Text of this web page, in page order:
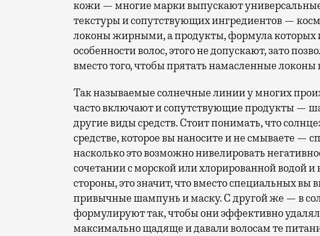
кожи — многие марки выпускают
текстуры и сопутствующих ингредиентов —
локоны жирными, а продукты, формула которых
особенности волос, этого не допускают, зато
вместо того, чтобы прятать намасленные
Так называемые солнечные линии у многих
часто включают и сопутствующие продукты —
другие виды средств. Стоит понимать, что
средстве, которое вы наносите и не смываете —
насколько это возможно нивелировать
сочетании с морской или хлорированной водой
стороны, это значит, что вместо специальных вы
привычные шампунь и маску. С другой же — в
формулируют так, чтобы они эффективно
максимально щадяще и давали волосам те